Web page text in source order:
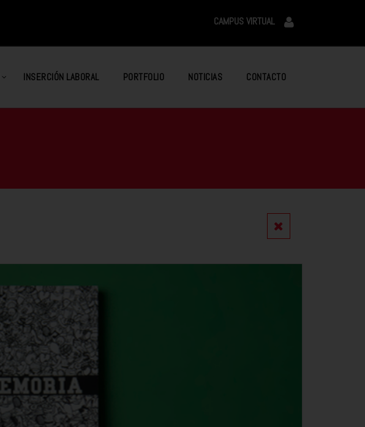
CAMPUS VIRTUAL
INSERCIÓN LABORAL PORTFOLIO NOTICIAS CONTACTO